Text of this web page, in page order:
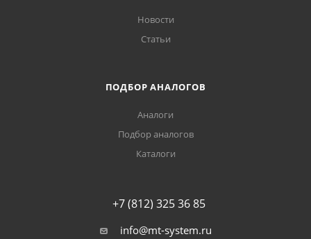
Новости
Статьи
ПОДБОР АНАЛОГОВ
Аналоги
Подбор аналогов
Каталоги
+7 (812) 325 36 85
info@mt-system.ru